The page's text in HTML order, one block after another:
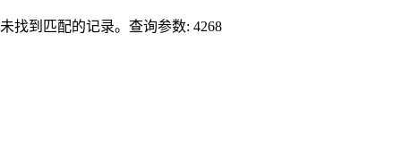
未找到匹配的记录。查询参数: 4268